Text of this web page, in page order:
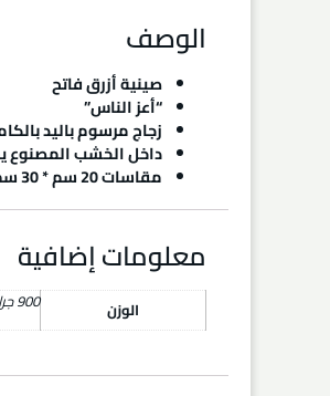
الوصف
صينية أزرق فاتح
“أعز الناس”
زجاج مرسوم باليد
داخل الخشب المصنوع
مقاسات 20 سم * 30 سم
معلومات إضافية
الوزن 900 جرام